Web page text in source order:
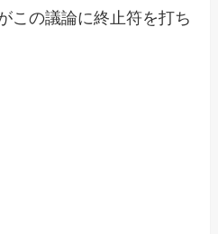
この議論に終止符を打ち